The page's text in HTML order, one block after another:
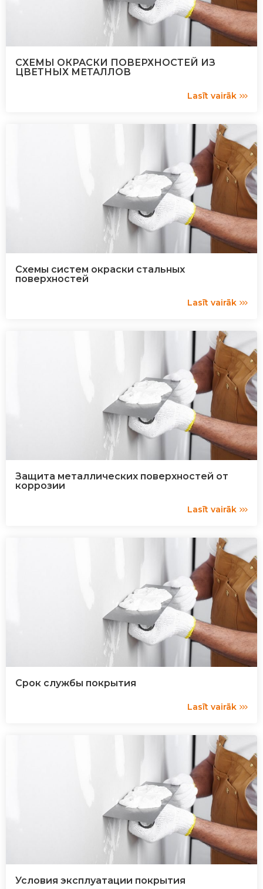
СХЕМЫ ОКРАСКИ ПОВЕРХНОСТЕЙ ИЗ
ЦВЕТНЫХ МЕТАЛЛОВ
Lasīt vairāk
Схемы систем окраски стальных
поверхностей
Lasīt vairāk
Защита металлических поверхностей от
коррозии
Lasīt vairāk
Срок службы покрытия
Lasīt vairāk
Условия эксплуатации покрытия